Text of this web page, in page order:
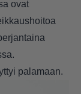
ovat
palamaan.